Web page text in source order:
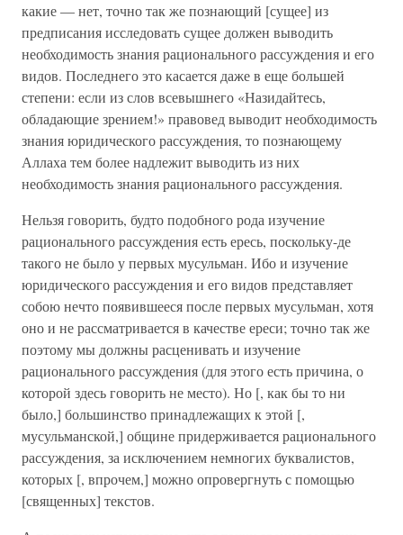
какие — нет, точно так же познающий [сущее] из
предписания исследовать сущее должен выводить
необходимость знания рационального рассуждения и его
видов. Последнего это касается даже в еще большей
степени: если из слов всевышнего «Назидайтесь,
обладающие зрением!» правовед выводит необходимость
знания юридического рассуждения, то познающему
Аллаха тем более надлежит выводить из них
необходимость знания рационального рассуждения.
Нельзя говорить, будто подобного рода изучение
рационального рассуждения есть ересь, поскольку-де
такого не было у первых мусульман. Ибо и изучение
юридического рассуждения и его видов представляет
собою нечто появившееся после первых мусульман, хотя
оно и не рассматривается в качестве ереси; точно так же
поэтому мы должны расценивать и изучение
рационального рассуждения (для этого есть причина, о
которой здесь говорить не место). Но [, как бы то ни
было,] большинство принадлежащих к этой [,
мусульманской,] общине придерживается рационального
рассуждения, за исключением немногих буквалистов,
которых [, впрочем,] можно опровергнуть с помощью
[священных] текстов.